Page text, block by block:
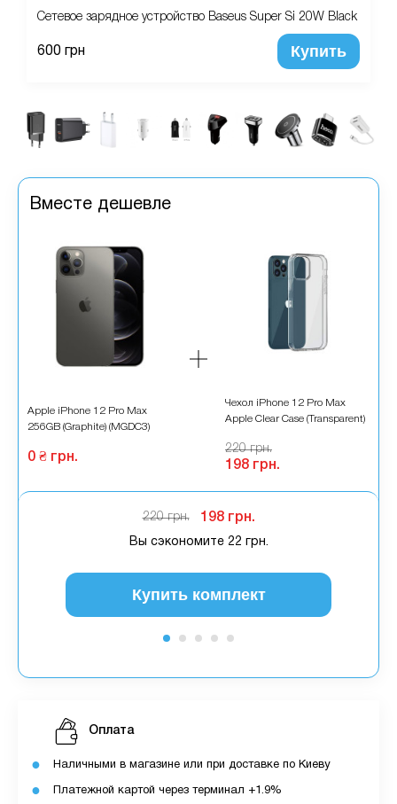
Сетевое зарядное устройство Baseus Super Si 20W Black
600 грн Купить
Оплата
Наличными в магазине или при доставке по Киеву
Платежной картой через терминал +1.9%
Вместе дешевле
Apple iPhone 12 Pro Max
256GB (Graphite) (MGDC3)
0 ₴ грн.
Чехол iPhone 12 Pro Max
Apple Clear Case (Transparent)
220 грн.
198 грн.
220 грн. 198 грн.
Вы сэкономите 22 грн.
Купить комплект